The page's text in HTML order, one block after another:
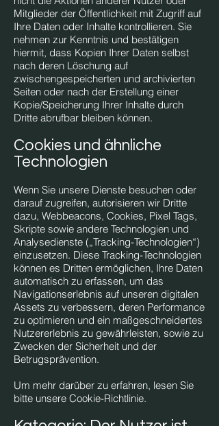
Mitglieder der Öffentlichkeit mit Zugriff auf
Ihre Daten oder Inhalte kontrollieren. Sie
nehmen zur Kenntnis und bestätigen
hiermit, dass Kopien Ihrer Daten selbst
nach deren Löschung auf
zwischengespeicherten und archivierten
Seiten oder nach der Erstellung einer
Kopie/Speicherung Ihrer Inhalte durch
Dritte abrufbar bleiben können.
Cookies und ähnliche
Technologien
Wenn Sie unsere Dienste besuchen oder
darauf zugreifen, autorisieren wir Dritte
dazu, Webbeacons, Cookies, Pixel Tags,
Skripte sowie andere Technologien und
Analysedienste („Tracking-Technologien“)
einzusetzen. Diese Tracking-Technologien
können es Dritten ermöglichen, Ihre Daten
automatisch zu erfassen, um das
Navigationserlebnis auf unseren digitalen
Assets zu verbessern, deren Performance
zu optimieren und ein maßgeschneidertes
Nutzererlebnis zu gewährleisten, sowie zu
Zwecken der Sicherheit und der
Betrugsprävention.
Um mehr darüber zu erfahren, lesen Sie
bitte unsere Cookie-Richtlinie.